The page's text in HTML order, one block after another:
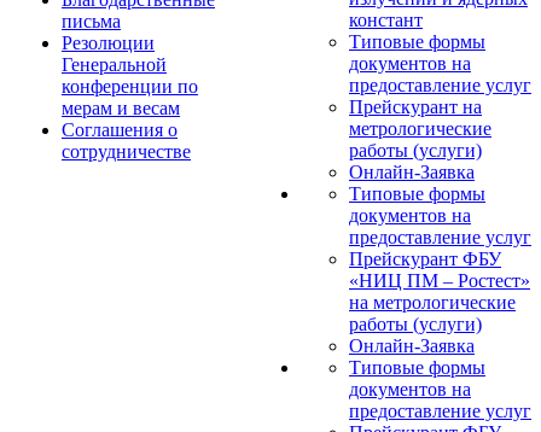
письма
Резолюции
Генеральной
конференции по
мерам и весам
Соглашения о
сотрудничестве
констант
Типовые формы
документов на
предоставление услуг
Прейскурант на
метрологические
работы (услуги)
Онлайн-Заявка
Типовые формы
документов на
предоставление услуг
Прейскурант ФБУ
«НИЦ ПМ – Ростест»
на метрологические
работы (услуги)
Онлайн-Заявка
Типовые формы
документов на
предоставление услуг